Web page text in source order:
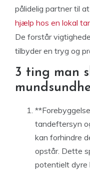
pålidelig partner til
hjælp hos en lokal
De forstår
tilbyder en tryg og
3 ting man
tandeftersyn
kan forhindre
opstår. Dette
potentielt dyre